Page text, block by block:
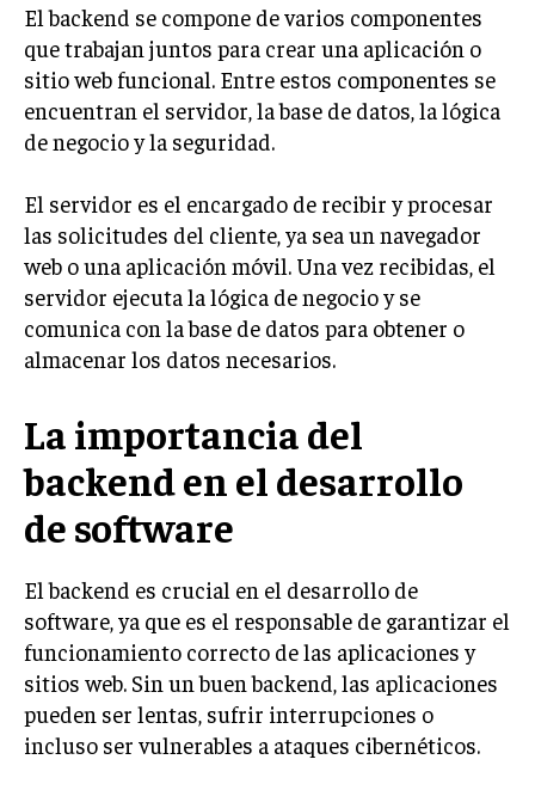
El backend se compone de varios componentes
que trabajan juntos para crear una aplicación o
sitio web funcional. Entre estos componentes se
encuentran el servidor, la base de datos, la lógica
de negocio y la seguridad.
El servidor es el encargado de recibir y procesar
las solicitudes del cliente, ya sea un navegador
web o una aplicación móvil. Una vez recibidas, el
servidor ejecuta la lógica de negocio y se
comunica con la base de datos para obtener o
almacenar los datos necesarios.
La importancia del
backend en el desarrollo
de software
El backend es crucial en el desarrollo de
software, ya que es el responsable de garantizar el
funcionamiento correcto de las aplicaciones y
sitios web. Sin un buen backend, las aplicaciones
pueden ser lentas, sufrir interrupciones o
incluso ser vulnerables a ataques cibernéticos.